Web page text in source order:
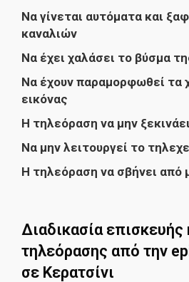
Να γίνεται αυτόματα και
καναλιών
Να έχει χαλάσει το βύσμα
Να έχουν παραμορφωθεί τα
εικόνας
Η τηλεόραση να μην
Να μην λειτουργεί το
Η τηλεόραση να σβήνει από
Διαδικασία επισκευής
τηλεόρασης από την
σε Κερατσίνι